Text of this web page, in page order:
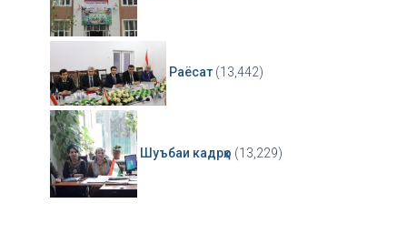
Раёсат (13,442)
Шуъбаи кадрҳо (13,229)